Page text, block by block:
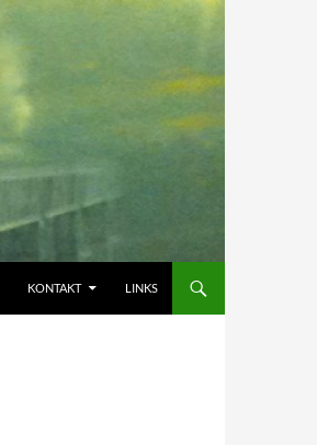
KONTAKT LINKS